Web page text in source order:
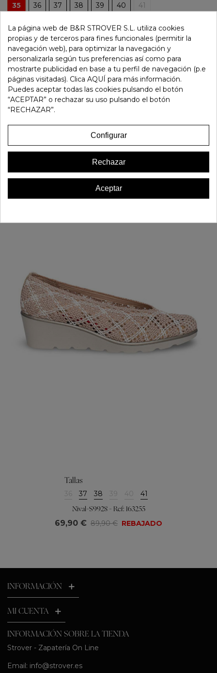
35
36 37 38 39 40 41
-
Añadir Al Carrito
Referencia: 162346
Marca: Stonefly
Favorito 0
16 OTROS PRODUCTOS EN LA MISMA CATEGORÍA:
Tallas
36 37 38 39 40 41
Nival-S9928 - Ref: 163255
69,90 € 89,90 € REBAJADO
INFORMACIÓN
MI CUENTA
INFORMACIÓN SOBRE LA TIENDA
Strover - Zapatería On Line
Email: info@strover.es
La página web de B&R STROVER S.L. utiliza cookies
propias y de terceros para fines funcionales (permitir la
navegación web), para optimizar la navegación y
personalizarla según tus preferencias así como para
mostrarte publicidad en base a tu perfil de navegación (p.e
páginas visitadas). Clica AQUÍ para más información.
Puedes aceptar todas las cookies pulsando el botón
“ACEPTAR” o rechazar su uso pulsando el botón
“RECHAZAR”.
Configurar
Rechazar
Aceptar